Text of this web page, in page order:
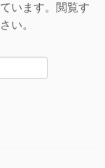
います。閲覧す
い。